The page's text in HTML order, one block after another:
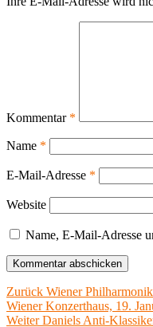
Kommentar *
Name *
E-Mail-Adresse *
Website
Name, E-Mail-Adresse
Zurück Vorheriger
Beitrag:
Wiener
Wiener Konzerthaus, 19.
Weiter Nächster
Daniels Anti-